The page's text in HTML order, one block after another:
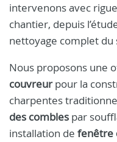
intervenons avec
chantier, depuis
nettoyage complet du
Nous proposons une
couvreurpour la
charpentes
des combles par
installation de fenêtre